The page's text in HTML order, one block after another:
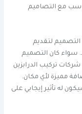
مع التصاميم
التصميم لتقديم
سواء كان التصميم
شركات تركيب الدرابزين
مميزة لأي مكان.
له تأثير إيجابي على